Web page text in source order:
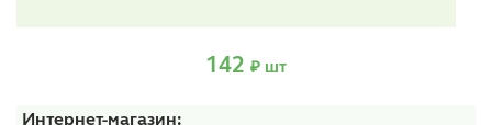
142 ₽ шт
Интернет-магазин: